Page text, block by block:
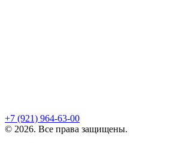
+7 (921) 964-63-00
© 2026. Все права защищены.